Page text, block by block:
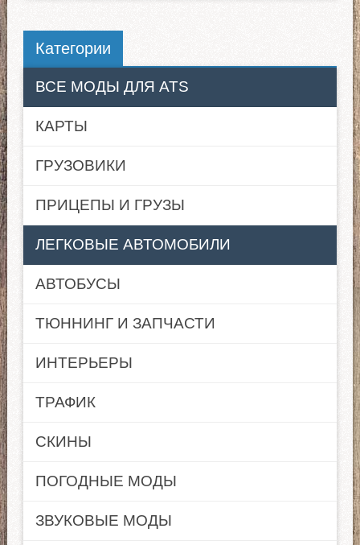
Категории
ВСЕ МОДЫ ДЛЯ ATS
КАРТЫ
ГРУЗОВИКИ
ПРИЦЕПЫ И ГРУЗЫ
ЛЕГКОВЫЕ АВТОМОБИЛИ
АВТОБУСЫ
ТЮННИНГ И ЗАПЧАСТИ
ИНТЕРЬЕРЫ
ТРАФИК
СКИНЫ
ПОГОДНЫЕ МОДЫ
ЗВУКОВЫЕ МОДЫ